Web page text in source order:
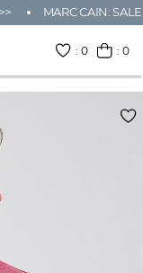
MARC CAIN:
:0 : 0